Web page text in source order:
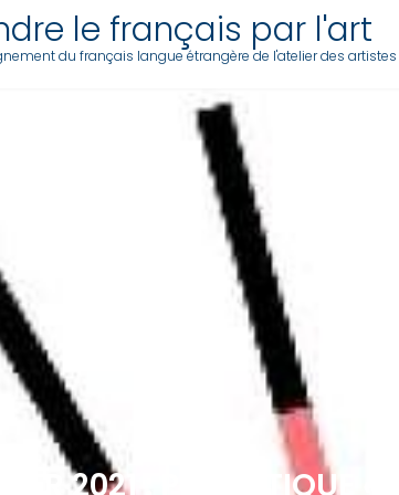
le français par l'art
du français langue étrangère de l'atelier des artistes
2021 : PHONÉTIQUE «